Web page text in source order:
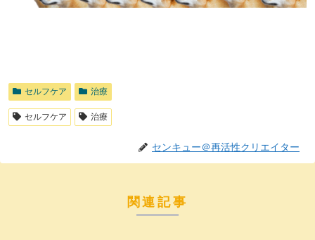
セルフケア 治療
セルフケア 治療
センキュー＠再活性クリエイター
関連記事